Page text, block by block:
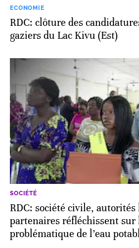
ECONOMIE
RDC: clôture des
gaziers du Lac Kivu (Est)
SOCIÉTÉ
RDC: société civile, autorités
partenaires réfléchissent sur
problématique de l’eau